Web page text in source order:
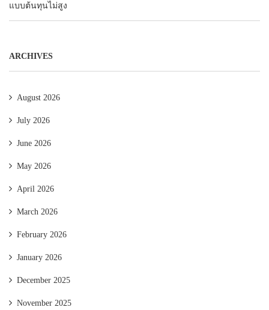
แบบต้นทุนไม่สูง
ARCHIVES
August 2026
July 2026
June 2026
May 2026
April 2026
March 2026
February 2026
January 2026
December 2025
November 2025